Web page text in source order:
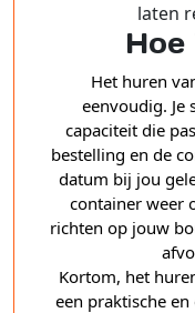
laten
Het huren
eenvoudig. Je
capaciteit die
bestelling en de
datum bij jou
container weer
richten op jouw
Kortom, het
een praktische